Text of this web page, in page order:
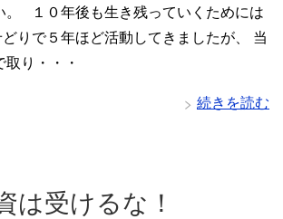
。 １０年後も生き残っていくためには
りで５年ほど活動してきましたが、 当
り・・・
続きを読む
は受けるな！